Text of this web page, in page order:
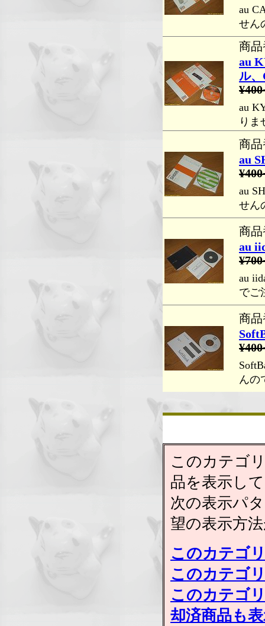
au
せん
商品
au
ル
au
りま
商品
au
au
せん
商品
au
au
でご
商品
んの
このカテゴ
品を表示し
次の表示パ
望の表示方
このカテゴ
このカテゴ
このカテゴ
却済商品も